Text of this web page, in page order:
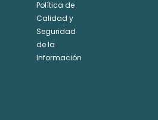
Política de
Calidad y
Seguridad
de la
Información